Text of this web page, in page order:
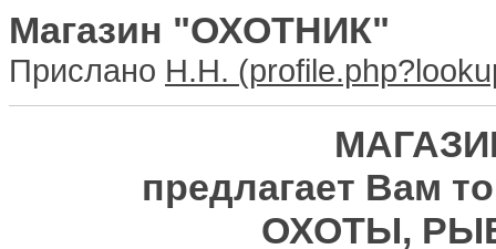
Магазин "ОХОТНИК"
Прислано H.H.
предлагает Вам
ОХОТЫ,